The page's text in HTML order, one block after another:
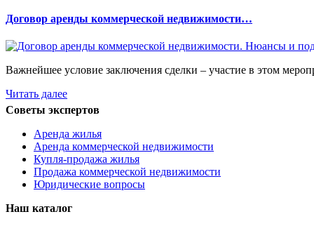
Договор аренды коммерческой недвижимости…
Важнейшее условие заключения сделки – участие в этом
Читать далее
Советы экспертов
Аренда жилья
Аренда коммерческой недвижимости
Купля-продажа жилья
Продажа коммерческой недвижимости
Юридические вопросы
Наш каталог